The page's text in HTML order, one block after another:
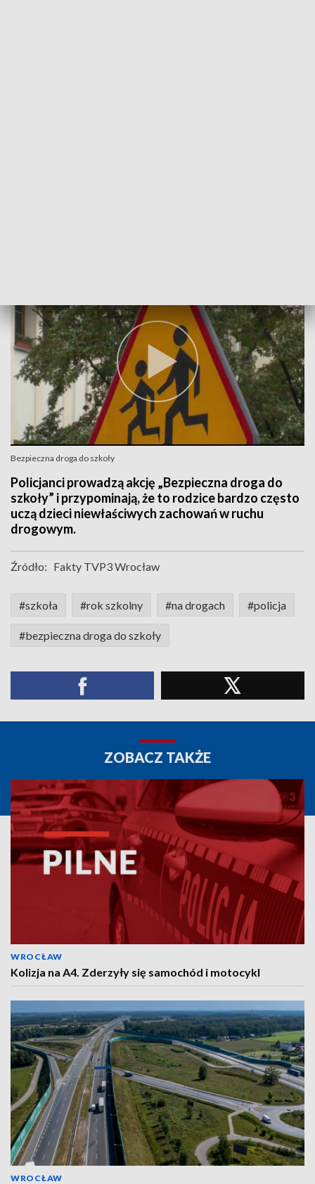
Bezpieczna droga do szkoły
Policjanci prowadzą akcję „Bezpieczna droga do
szkoły” i przypominają, że to rodzice bardzo często
uczą dzieci niewłaściwych zachowań w ruchu
drogowym.
Źródło: Fakty TVP3 Wrocław
#szkoła #rok szkolny #na drogach #policja
#bezpieczna droga do szkoły
ZOBACZ TAKŻE
WROCŁAW
Kolizja na A4. Zderzyły się samochód i motocykl
WROCŁAW